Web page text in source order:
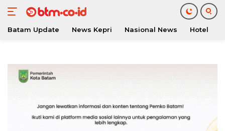
konten
Batam Update News Kepri Nasional News Hotel